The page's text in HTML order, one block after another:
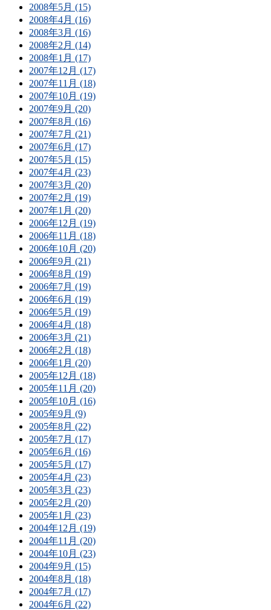
2008年5月 (15)
2008年4月 (16)
2008年3月 (16)
2008年2月 (14)
2008年1月 (17)
2007年12月 (17)
2007年11月 (18)
2007年10月 (19)
2007年9月 (20)
2007年8月 (16)
2007年7月 (21)
2007年6月 (17)
2007年5月 (15)
2007年4月 (23)
2007年3月 (20)
2007年2月 (19)
2007年1月 (20)
2006年12月 (19)
2006年11月 (18)
2006年10月 (20)
2006年9月 (21)
2006年8月 (19)
2006年7月 (19)
2006年6月 (19)
2006年5月 (19)
2006年4月 (18)
2006年3月 (21)
2006年2月 (18)
2006年1月 (20)
2005年12月 (18)
2005年11月 (20)
2005年10月 (16)
2005年9月 (9)
2005年8月 (22)
2005年7月 (17)
2005年6月 (16)
2005年5月 (17)
2005年4月 (23)
2005年3月 (23)
2005年2月 (20)
2005年1月 (23)
2004年12月 (19)
2004年11月 (20)
2004年10月 (23)
2004年9月 (15)
2004年8月 (18)
2004年7月 (17)
2004年6月 (22)